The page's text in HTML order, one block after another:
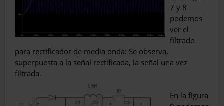
7 y 8
podemos
ver el
filtrado
para rectificador de media onda: Se observa,
superpuesta a la señal rectificada, la señal una vez
filtrada.
En la figura